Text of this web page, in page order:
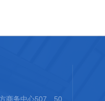
商务中心507、50